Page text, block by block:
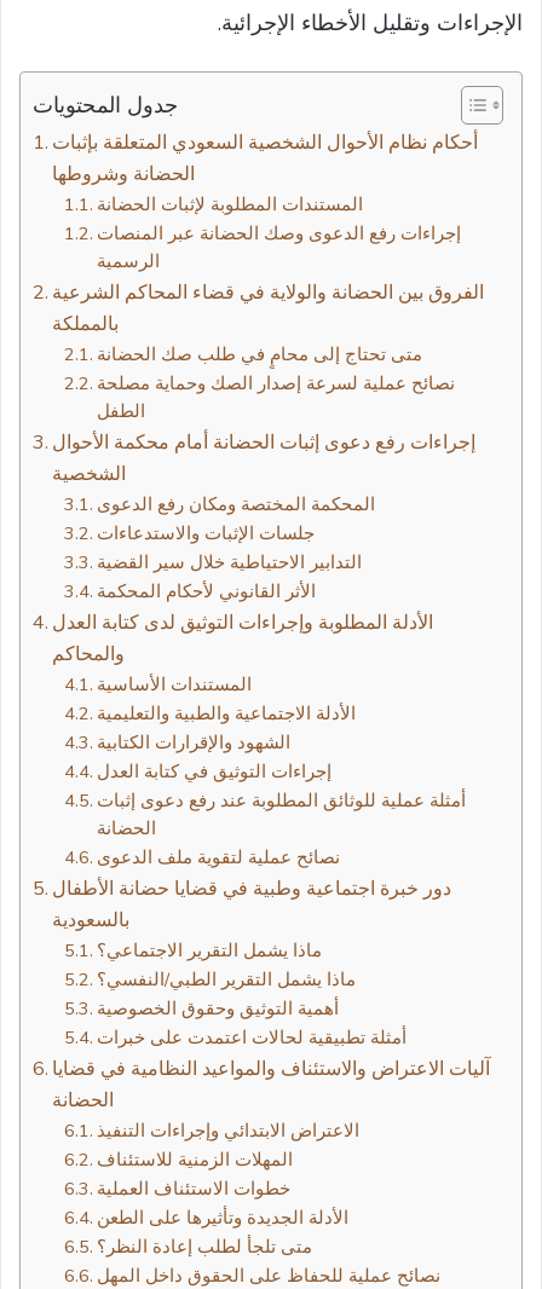
الإجراءات وتقليل الأخطاء الإجرائية.
جدول المحتويات
أحكام نظام الأحوال الشخصية السعودي المتعلقة بإثبات
الحضانة وشروطها
المستندات المطلوبة لإثبات الحضانة
إجراءات رفع الدعوى وصك الحضانة عبر المنصات
الرسمية
الفروق بين الحضانة والولاية في قضاء المحاكم الشرعية
بالمملكة
متى تحتاج إلى محامٍ في طلب صك الحضانة
نصائح عملية لسرعة إصدار الصك وحماية مصلحة
الطفل
إجراءات رفع دعوى إثبات الحضانة أمام محكمة الأحوال
الشخصية
المحكمة المختصة ومكان رفع الدعوى
جلسات الإثبات والاستدعاءات
التدابير الاحتياطية خلال سير القضية
الأثر القانوني لأحكام المحكمة
الأدلة المطلوبة وإجراءات التوثيق لدى كتابة العدل
والمحاكم
المستندات الأساسية
الأدلة الاجتماعية والطبية والتعليمية
الشهود والإقرارات الكتابية
إجراءات التوثيق في كتابة العدل
أمثلة عملية للوثائق المطلوبة عند رفع دعوى إثبات
الحضانة
نصائح عملية لتقوية ملف الدعوى
دور خبرة اجتماعية وطبية في قضايا حضانة الأطفال
بالسعودية
ماذا يشمل التقرير الاجتماعي؟
ماذا يشمل التقرير الطبي/النفسي؟
أهمية التوثيق وحقوق الخصوصية
أمثلة تطبيقية لحالات اعتمدت على خبرات
آليات الاعتراض والاستئناف والمواعيد النظامية في قضايا
الحضانة
الاعتراض الابتدائي وإجراءات التنفيذ
المهلات الزمنية للاستئناف
خطوات الاستئناف العملية
الأدلة الجديدة وتأثيرها على الطعن
متى تلجأ لطلب إعادة النظر؟
نصائح عملية للحفاظ على الحقوق داخل المهل